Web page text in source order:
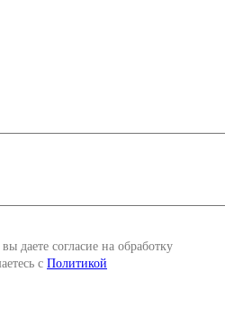
даете согласие на обработку
с Политикой